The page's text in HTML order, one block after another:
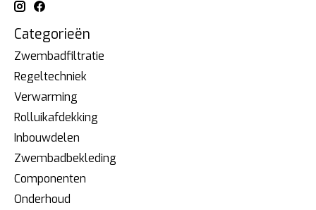
Categorieën
Zwembadfiltratie
Regeltechniek
Verwarming
Rolluikafdekking
Inbouwdelen
Zwembadbekleding
Componenten
Onderhoud